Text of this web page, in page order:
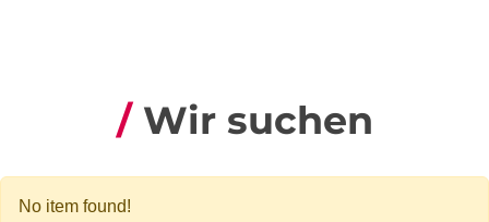
Wir suchen
No item found!